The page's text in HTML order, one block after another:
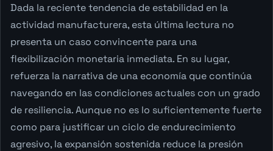
Dada la reciente tendencia de estabilidad en la
actividad manufacturera, esta última lectura no
presenta un caso convincente para una
flexibilización monetaria inmediata. En su lugar,
refuerza la narrativa de una economía que continúa
navegando en las condiciones actuales con un grado
de resiliencia. Aunque no es lo suficientemente fuerte
como para justificar un ciclo de endurecimiento
agresivo, la expansión sostenida reduce la presión